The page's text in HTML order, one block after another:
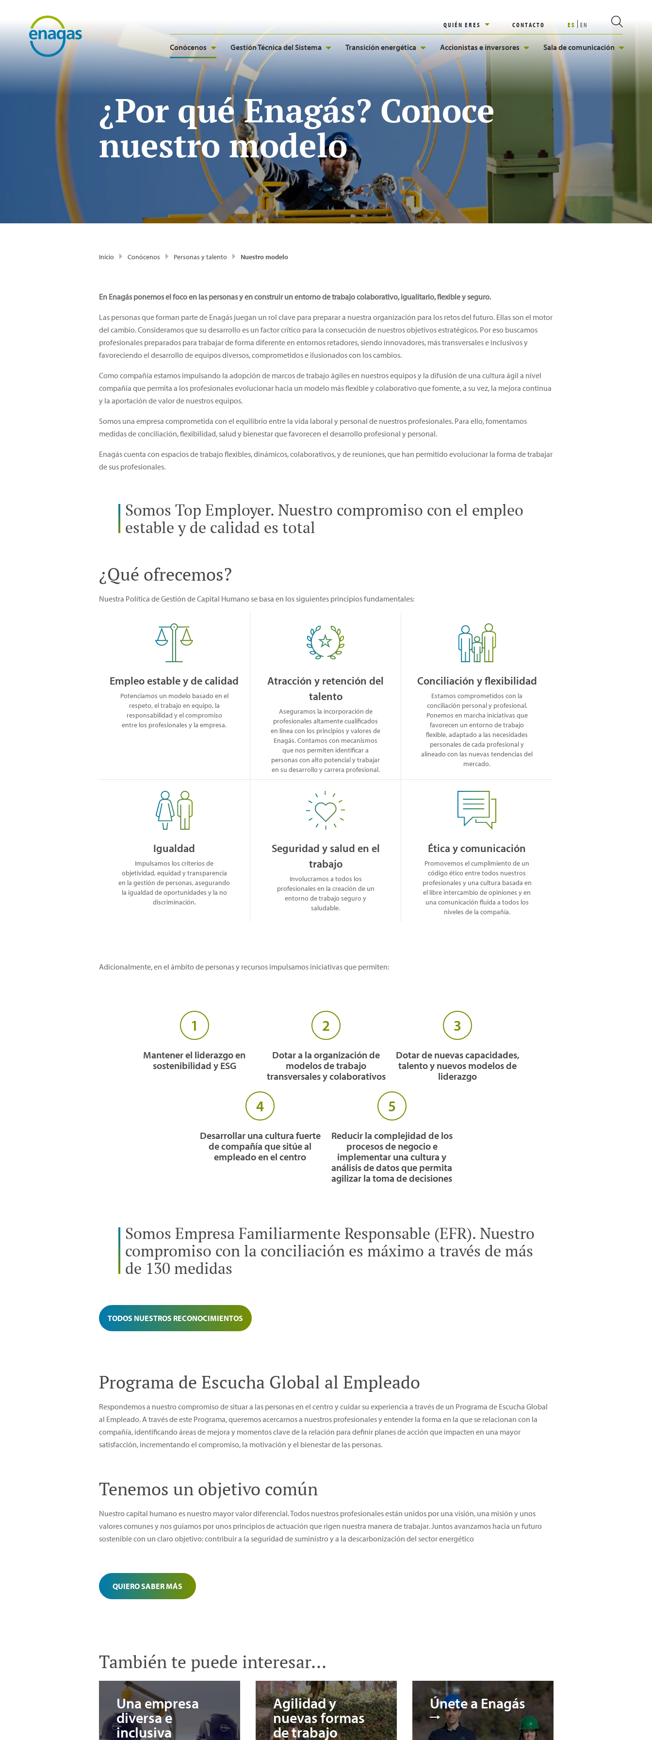
QUIÉN ERES CONTACTO ES EN
Conócenos Gestión Técnica del Sistema Transición energética Accionistas e inversores Sala de comunicación
¿Por qué Enagás? Conoce
nuestro modelo
Inicio Conócenos Personas y talento Nuestro modelo
En Enagás ponemos el foco en las personas y en construir un entorno de trabajo colaborativo, igualitario, flexible y seguro.
Las personas que forman parte de Enagás juegan un rol clave para preparar a nuestra organización para los retos del futuro. Ellas son el motor
del cambio. Consideramos que su desarrollo es un factor crítico para la consecución de nuestros objetivos estratégicos. Por eso buscamos
profesionales preparados para trabajar de forma diferente en entornos retadores, siendo innovadores, más transversales e inclusivos y
favoreciendo el desarrollo de equipos diversos, comprometidos e ilusionados con los cambios.
Como compañía estamos impulsando la adopción de marcos de trabajo ágiles en nuestros equipos y la difusión de una cultura ágil a nivel
compañía que permita a los profesionales evolucionar hacia un modelo más flexible y colaborativo que fomente, a su vez, la mejora continua
y la aportación de valor de nuestros equipos.
Somos una empresa comprometida con el equilibrio entre la vida laboral y personal de nuestros profesionales. Para ello, fomentamos
medidas de conciliación, flexibilidad, salud y bienestar que favorecen el desarrollo profesional y personal.
Enagás cuenta con espacios de trabajo flexibles, dinámicos, colaborativos, y de reuniones, que han permitido evolucionar la forma de trabajar
de sus profesionales.
Somos Top Employer. Nuestro compromiso con el empleo
estable y de calidad es total
¿Qué ofrecemos?
Nuestra Política de Gestión de Capital Humano se basa en los siguientes principios fundamentales:
Empleo estable y de calidad
Potenciamos un modelo basado en el
respeto, el trabajo en equipo, la
responsabilidad y el compromiso
entre los profesionales y la empresa.
Atracción y retención del
talento
Aseguramos la incorporación de
profesionales altamente cualificados
en línea con los principios y valores de
Enagás. Contamos con mecanismos
que nos permiten identificar a
personas con alto potencial y trabajar
en su desarrollo y carrera profesional.
Conciliación y flexibilidad
Estamos comprometidos con la
conciliación personal y profesional.
Ponemos en marcha iniciativas que
favorecen un entorno de trabajo
flexible, adaptado a las necesidades
personales de cada profesional y
alineado con las nuevas tendencias del
mercado.
Igualdad
Impulsamos los criterios de
objetividad, equidad y transparencia
en la gestión de personas, asegurando
la igualdad de oportunidades y la no
discriminación.
Seguridad y salud en el
trabajo
Involucramos a todos los
profesionales en la creación de un
entorno de trabajo seguro y
saludable.
Ética y comunicación
Promovemos el cumplimiento de un
código ético entre todos nuestros
profesionales y una cultura basada en
el libre intercambio de opiniones y en
una comunicación fluida a todos los
niveles de la compañía.
Adicionalmente, en el ámbito de personas y recursos impulsamos iniciativas que permiten:
1
Mantener el liderazgo en
sostenibilidad y ESG
2
Dotar a la organización de
modelos de trabajo
transversales y colaborativos
3
Dotar de nuevas capacidades,
talento y nuevos modelos de
liderazgo
4
Desarrollar una cultura fuerte
de compañía que sitúe al
empleado en el centro
5
Reducir la complejidad de los
procesos de negocio e
implementar una cultura y
análisis de datos que permita
agilizar la toma de decisiones
Somos Empresa Familiarmente Responsable (EFR). Nuestro
compromiso con la conciliación es máximo a través de más
de 130 medidas
TODOS NUESTROS RECONOCIMIENTOS
Programa de Escucha Global al Empleado
Respondemos a nuestro compromiso de situar a las personas en el centro y cuidar su experiencia a través de un Programa de Escucha Global
al Empleado. A través de este Programa, queremos acercarnos a nuestros profesionales y entender la forma en la que se relacionan con la
compañía, identificando áreas de mejora y momentos clave de la relación para definir planes de acción que impacten en una mayor
satisfacción, incrementando el compromiso, la motivación y el bienestar de las personas.
Tenemos un objetivo común
Nuestro capital humano es nuestro mayor valor diferencial. Todos nuestros profesionales están unidos por una visión, una misión y unos
valores comunes y nos guiamos por unos principios de actuación que rigen nuestra manera de trabajar. Juntos avanzamos hacia un futuro
sostenible con un claro objetivo: contribuir a la seguridad de suministro y a la descarbonización del sector energético
QUIERO SABER MÁS
También te puede interesar...
Una empresa
diversa e
inclusiva
Agilidad y
nuevas formas
de trabajo
Únete a Enagás